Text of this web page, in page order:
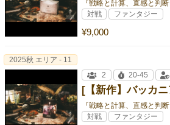
¥9,000
対戦 ファンタジー
2025秋 エリア - 11
2
20-45
対戦 ファンタジー